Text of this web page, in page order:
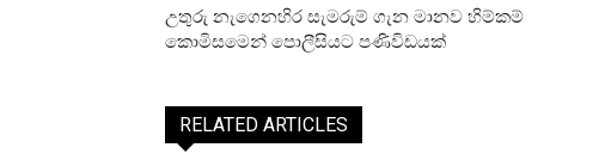
උතුරු නැගෙනහිර සැමරුම් ගැන මානව හිම්කම්
කොමිසමෙන් පොලීසියට පණිවිඩයක්
RELATED ARTICLES